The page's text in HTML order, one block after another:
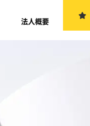
法人概要